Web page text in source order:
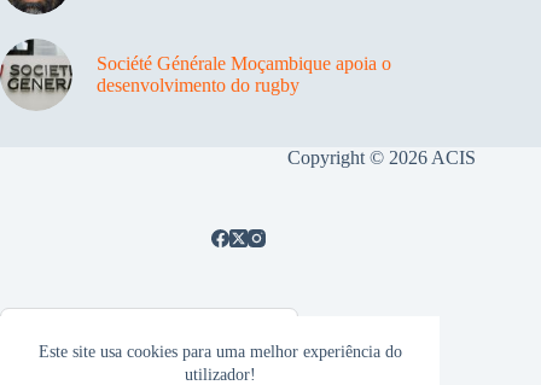
Este site usa cookies para uma melhor experiência do
utilizador!
Société Générale Moçambique apoia o
desenvolvimento do rugby
Copyright © 2026 ACIS